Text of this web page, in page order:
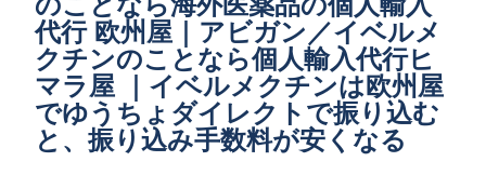
代行 欧州屋｜アビガン／イベルメ
クチンのことなら個人輸入代行ヒ
マラ屋 ｜イベルメクチンは欧州屋
でゆうちょダイレクトで振り込む
と、振り込み手数料が安くなる